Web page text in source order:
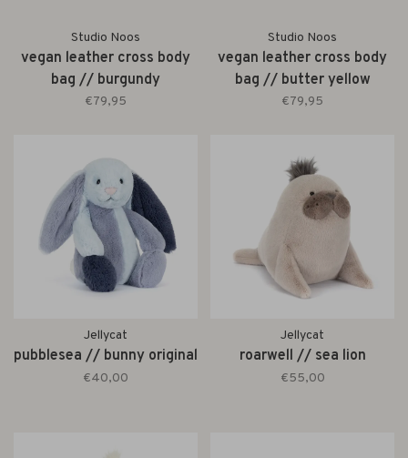
Studio Noos
vegan leather cross body
bag // burgundy
€79,95
Studio Noos
vegan leather cross body
bag // butter yellow
€79,95
Jellycat
pubblesea // bunny original
€40,00
Jellycat
roarwell // sea lion
€55,00